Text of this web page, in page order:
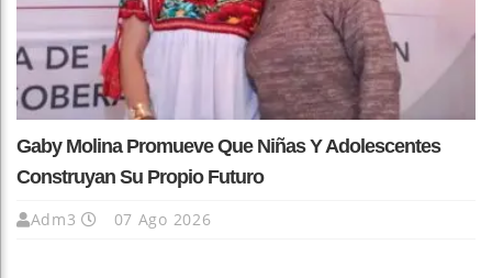
Gaby Molina Promueve Que Niñas Y Adolescentes
Construyan Su Propio Futuro
Adm3 07 Ago 2026